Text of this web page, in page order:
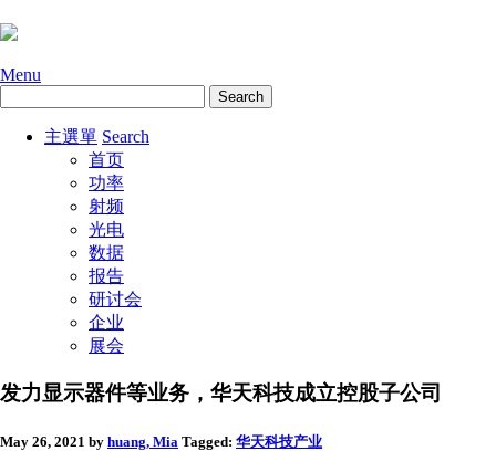
Menu
主選單 Search
首页
功率
射频
光电
数据
报告
研讨会
企业
展会
发力显示器件等业务，华天科技成立控股子公司
May 26, 2021 by huang, Mia Tagged: 华天科技产业